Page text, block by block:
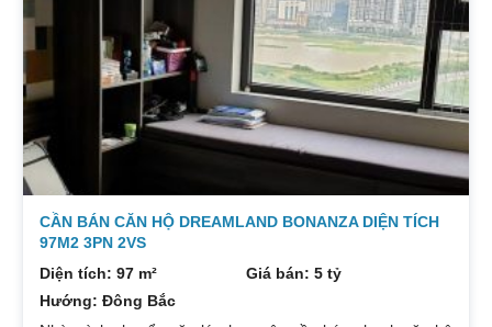
CẦN BÁN CĂN HỘ DREAMLAND BONANZA DIỆN TÍCH
97M2 3PN 2VS
Diện tích: 97 m²
Giá bán: 5 tỷ
Hướng: Đông Bắc